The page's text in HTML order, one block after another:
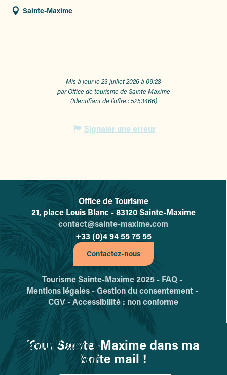
Sainte-Maxime
Mis à jour le 23 juillet 2026 à 09:28
par Office de tourisme de Sainte Maxime
(Identifiant de l'offre :5253466)
Signaler une erreur
L'office de tourisme de Sainte-
Office de Tourisme
21, place Louis Blanc - 83120 Sainte-Maxime
contact@sainte-maxime.com
+33 (0)4 94 55 75 55
Contactez-nous
Tourisme Sainte-Maxime 2025 - FAQ -
Mentions légales -Gestion du consentement -
CGV -Accessibilité : non conforme
Tout Sainte-Maxime dans ma
boîte mail !